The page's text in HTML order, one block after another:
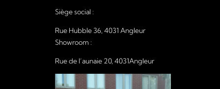
Siège social :
Rue Hubble 36, 4031 Angleur
Showroom :
Rue de l’aunaie 20, 4031Angleur